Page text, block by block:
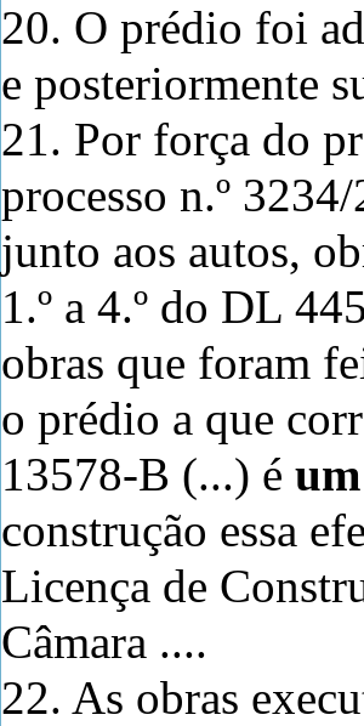
20. O prédio foi
e posteriormente
21. Por força do
processo n.º
junto aos autos,
1.º a 4.º do DL
obras que foram
o prédio a que
13578-B (...) é
construção essa
Licença de
Câmara ....
22. As obras